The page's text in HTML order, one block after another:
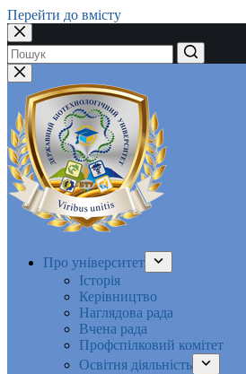
Перейти до вмісту
Немає
результатів
Про університет
Історія
Керівництво
Наглядова рада
Вчена рада
Профспілковий комітет
Освітня діяльність